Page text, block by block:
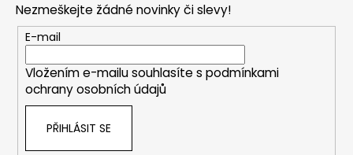
Nezmeškejte žádné novinky či slevy!
E-mail
Vložením e-mailu souhlasíte s podmínkami
ochrany osobních údajů
PŘIHLÁSIT SE